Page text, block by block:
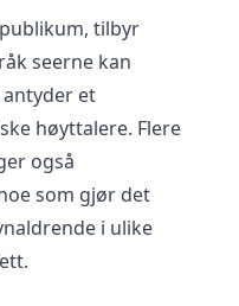
tilbyr
seerne kan
antyder et
høyttalere. Flere
også
som gjør det
i ulike